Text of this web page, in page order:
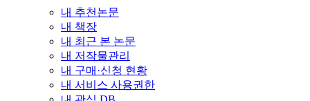
내 추천논문
내 책장
내 최근 본 논문
내 저작물관리
내 구매·신청 현황
내 서비스 사용권한